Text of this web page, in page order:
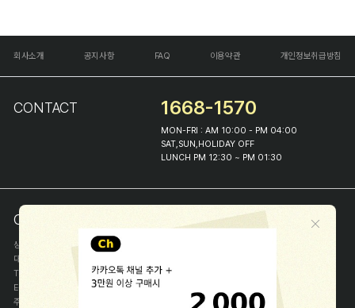
회사소개 공지사항 FAQ 이용약관 개인정보취급방침
CONTACT 1668-1570
MON-FRI : AM 10:00 - PM 04:00
SAT,SUN,HOLIDAY OFF
LUNCH PM 12:30 ~ PM 01:30
COMPANY INFO
상호
(주)해피프린스
대표
TEL
1668-1570
E-MAIL
help@happyprince.co.kr
주소